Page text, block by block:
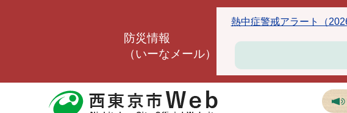
防災情報
（いーなメール）
熱中症警戒アラート（